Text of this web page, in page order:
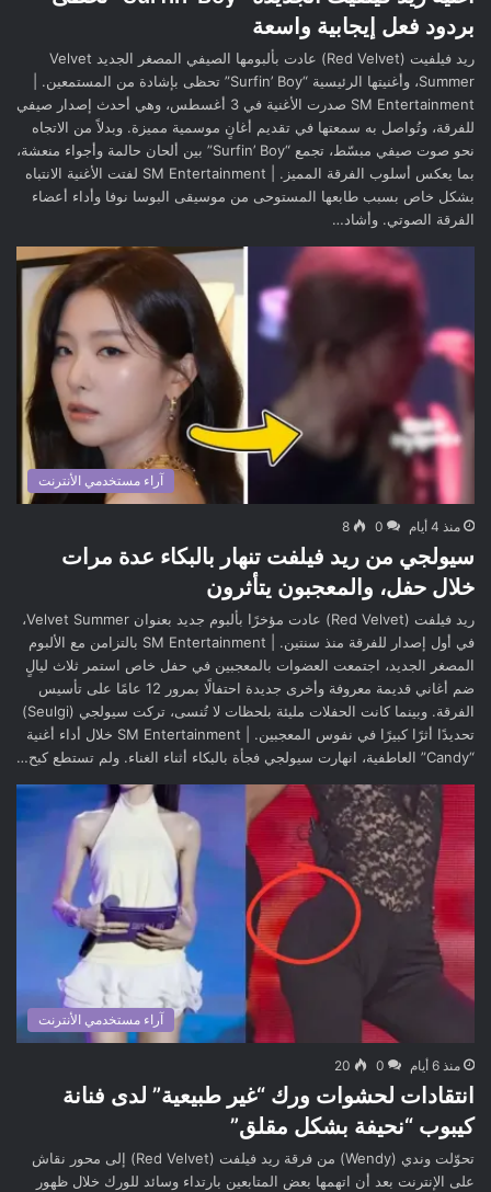
بردود فعل إيجابية واسعة
ريد فيلفيت (Red Velvet) عادت بألبومها الصيفي المصغر الجديد Velvet
Summer، وأغنيتها الرئيسية “Surfin’ Boy” تحظى بإشادة من المستمعين. |
SM Entertainment صدرت الأغنية في 3 أغسطس، وهي أحدث إصدار صيفي
للفرقة، وتُواصل به سمعتها في تقديم أغانٍ موسمية مميزة. وبدلاً من الاتجاه
نحو صوت صيفي مبسّط، تجمع “Surfin’ Boy” بين ألحان حالمة وأجواء منعشة،
بما يعكس أسلوب الفرقة المميز. | SM Entertainment لفتت الأغنية الانتباه
بشكل خاص بسبب طابعها المستوحى من موسيقى البوسا نوفا وأداء أعضاء
الفرقة الصوتي. وأشاد…
آراء مستخدمي الأنترنت
منذ 4 أيام 0
8
سيولجي من ريد فيلفت تنهار بالبكاء عدة مرات
خلال حفل، والمعجبون يتأثرون
ريد فيلفت (Red Velvet) عادت مؤخرًا بألبوم جديد بعنوان Velvet Summer،
في أول إصدار للفرقة منذ سنتين. | SM Entertainment بالتزامن مع الألبوم
المصغر الجديد، اجتمعت العضوات بالمعجبين في حفل خاص استمر ثلاث ليالٍ
ضم أغاني قديمة معروفة وأخرى جديدة احتفالًا بمرور 12 عامًا على تأسيس
الفرقة. وبينما كانت الحفلات مليئة بلحظات لا تُنسى، تركت سيولجي (Seulgi)
تحديدًا أثرًا كبيرًا في نفوس المعجبين. | SM Entertainment خلال أداء أغنية
“Candy” العاطفية، انهارت سيولجي فجأة بالبكاء أثناء الغناء. ولم تستطع كبح…
آراء مستخدمي الأنترنت
منذ 6 أيام 0
20
انتقادات لحشوات ورك “غير طبيعية” لدى فنانة
كيبوب “نحيفة بشكل مقلق”
تحوّلت وندي (Wendy) من فرقة ريد فيلفت (Red Velvet) إلى محور نقاش
على الإنترنت بعد أن اتهمها بعض المتابعين بارتداء وسائد للورك خلال ظهور